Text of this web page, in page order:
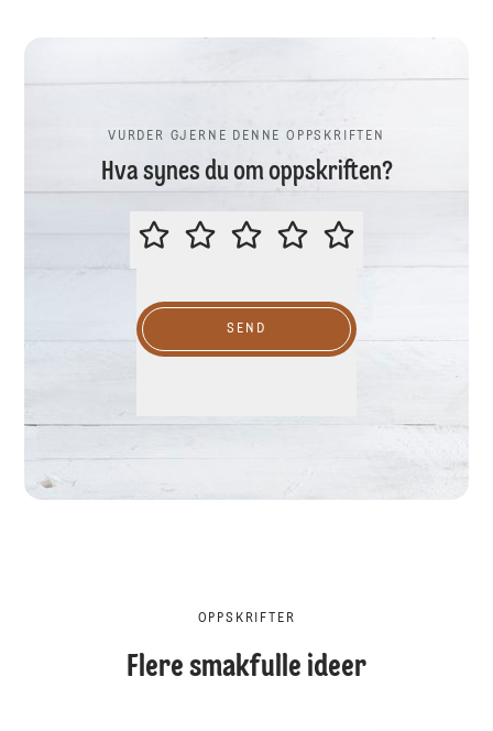
VURDER GJERNE DENNE OPPSKRIFTEN
Hva synes du om oppskriften?
VURDER GJERNE DENNE
SEND
OPPSKRIFTER
Flere smakfulle ideer